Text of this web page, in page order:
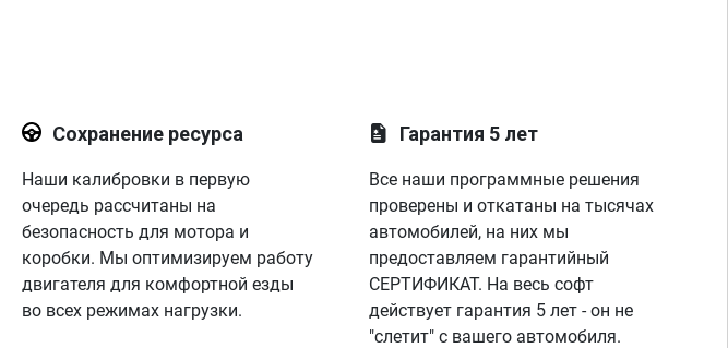
Сохранение ресурса
Наши калибровки в первую
очередь рассчитаны на
безопасность для мотора и
коробки. Мы оптимизируем работу
двигателя для комфортной езды
во всех режимах нагрузки.
Гарантия 5 лет
Все наши программные решения
проверены и откатаны на тысячах
автомобилей, на них мы
предоставляем гарантийный
СЕРТИФИКАТ. На весь софт
действует гарантия 5 лет - он не
"слетит" с вашего автомобиля.